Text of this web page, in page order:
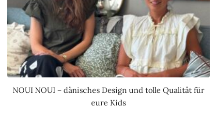
NOUI NOUI – dänisches Design und tolle Qualität für
eure Kids